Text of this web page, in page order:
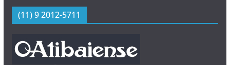
(11) 9 2012-5711